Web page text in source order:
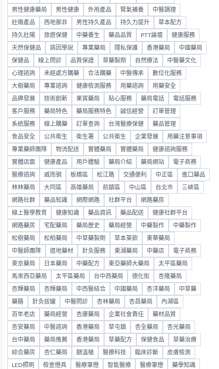
男性健康藥局 男性健康 外用產品 腎氣補養 中醫調理
壯陽產品 西地那非 男性持久產品 持久力提升 草本配方
持久壯陽 旅遊保健 中藥養生 藥品品質 PTT論壇 健康服務
天然保健品 病因學說 專業藥局 隱私保護 香港藥局 中國藥局
保健品 線上問診 品質保證 草藥製劑 自然療法 中醫藥文化
心理諮詢 未經處方購藥 合法購藥 中醫傳承 數位化服務
大樹藥局 專業諮詢 健康檢測服務 用藥諮詢 用藥安全
品牌發展 技術創新 果貿藥局 貼心服務 藥局電話 電話服務
客戶服務 藥局特色 藥局服務特色 誠信經營 訂單管理
系統服務 線上購藥 訂單查詢 台灣醫療保健 藥品管理
食品安全 公共衛生 衛生署 公共衛生 企業發展 用藥注意事項
專業藥師團隊 物流配送 實體藥局 實體藥局 健康諮詢服務
實體店面 健康產品 用戶體驗 藥局介紹 藥局網站 電子商務
醫療諮詢 威而钢 板橋區 松江路 交通便利 中正區 進口藥品
林林藥局 大同區 高雄藥局 前鎮區 中山區 台北市 三峽區
網路社群 藥品知識 網際網路 社群平台 網路藥房
線上醫學教育 健康知識 藥品資訊 藥品配送 健康社群平台
網路藥房 宅配藥局 藥局歷史 藥局經營 中藥製作 中藥製作
松樹藥局 松柏藥局 中草藥製劑 草本茶飲 東華藥局
中醫師團隊 道地藥材 針灸服務 東湖藥局 中藥店 電子商務
東京藥局 日本藥局 中藥配方 東亞藥師大藥局 太平區藥局
馬來西亞藥局 太平區藥局 台中西藥局 德化街 杏隆藥局
杏輝藥局 杏輝藥局 中西醫結合 中國藥局 杏洋藥局 中草藥
藥膳 針灸拔罐 中醫問診 杏林藥局 杏昌藥局 內湖區
百年老店 藥局經營 杏康藥局 企業社會責任 藥材品質
杏安藥局 中醫諮詢 香港藥局 草屯鎮 杏全藥局 杏光藥局
台中藥局 藥局推薦 香港藥局 草藥配方 保健食品 草藥治療
綜合藥房 杏仁藥局 額溫槍 醫療科技 臨床診斷 皮膚檢測
LED照明 檢查燈具 醫療筆燈 智能醫療 醫療筆燈 藥學知識